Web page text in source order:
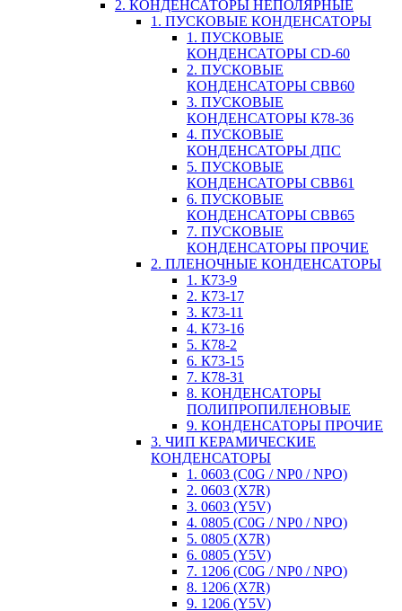
2. КОНДЕНСАТОРЫ НЕПОЛЯРНЫЕ
1. ПУСКОВЫЕ КОНДЕНСАТОРЫ
1. ПУСКОВЫЕ
КОНДЕНСАТОРЫ CD-60
2. ПУСКОВЫЕ
КОНДЕНСАТОРЫ CBB60
3. ПУСКОВЫЕ
КОНДЕНСАТОРЫ К78-36
4. ПУСКОВЫЕ
КОНДЕНСАТОРЫ ДПС
5. ПУСКОВЫЕ
КОНДЕНСАТОРЫ CBB61
6. ПУСКОВЫЕ
КОНДЕНСАТОРЫ CBB65
7. ПУСКОВЫЕ
КОНДЕНСАТОРЫ ПРОЧИЕ
2. ПЛЕНОЧНЫЕ КОНДЕНСАТОРЫ
1. К73-9
2. К73-17
3. К73-11
4. К73-16
5. К78-2
6. К73-15
7. К78-31
8. КОНДЕНСАТОРЫ
ПОЛИПРОПИЛЕНОВЫЕ
9. КОНДЕНСАТОРЫ ПРОЧИЕ
3. ЧИП КЕРАМИЧЕСКИЕ
КОНДЕНСАТОРЫ
1. 0603 (C0G / NP0 / NPO)
2. 0603 (X7R)
3. 0603 (Y5V)
4. 0805 (C0G / NP0 / NPO)
5. 0805 (X7R)
6. 0805 (Y5V)
7. 1206 (C0G / NP0 / NPO)
8. 1206 (X7R)
9. 1206 (Y5V)